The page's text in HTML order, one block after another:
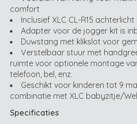
comfort
Inclusief XLC CL-R15
Adapter voor de jogger kit is
Duwstang met klikslot voor
Verstelbaar stuur met
ruimte voor optionele montage
telefoon, bel, enz.
Geschikt voor kinderen tot 9
combinatie met XLC babyzitje/
Specificaties